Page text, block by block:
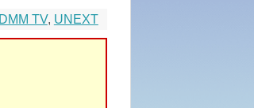
DMM TV, UNEXT